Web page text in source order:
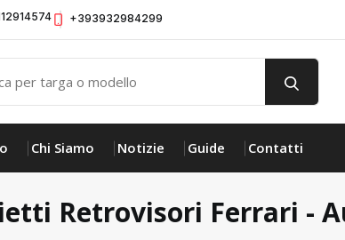
+393932984299
Chi Siamo Notizie Guide Contatti
Retrovisori Ferrari -